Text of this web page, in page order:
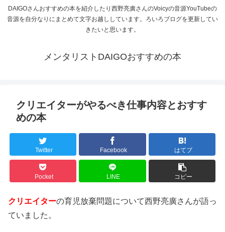
DAIGOさんおすすめの本を紹介したり西野亮廣さんのVoicyの音源YouTubeの
音源を自分なりにまとめて文字お越ししています。ろいろブログを更新してい
きたいと思います。
メンタリストDAIGOおすすめの本
クリエイターがやるべき仕事内容とおすす
めの本
Twitter Facebook はてブ
Pocket LINE コピー
クリエイターの育児放棄問題について西野亮廣さんが語っ
ていました。